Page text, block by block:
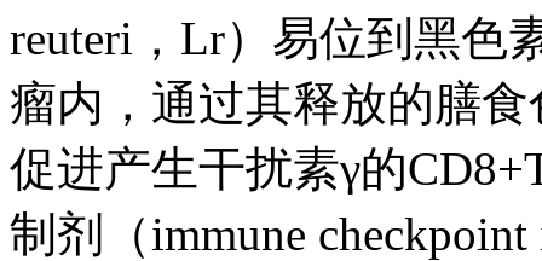
reuteri，Lr）易位到黑色
瘤内，通过其释放的膳
促进产生干扰素γ的
制剂（immune